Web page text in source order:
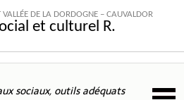
VALLÉE DE LA DORDOGNE – CAUVALDOR
et culturel R.
sociaux, outils adéquats